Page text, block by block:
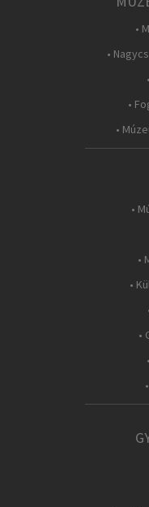
•
•
•
•
•
•
•
•